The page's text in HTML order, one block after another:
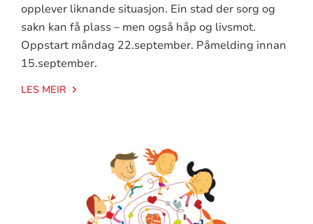
opplever liknande situasjon. Ein stad der sorg og
sakn kan få plass – men også håp og livsmot.
Oppstart måndag 22.september. Påmelding innan
15.september.
LES MEIR